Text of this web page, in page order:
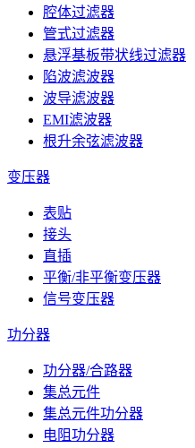
腔体过滤器
管式过滤器
悬浮基板带状线过滤器
陷波滤波器
波导滤波器
EMI滤波器
根升余弦滤波器
变压器
表贴
接头
直插
平衡/非平衡变压器
信号变压器
功分器
功分器/合路器
集总元件
集总元件功分器
电阻功分器